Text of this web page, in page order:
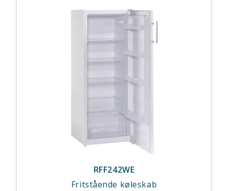
RFF242WE
Fritstående køleskab